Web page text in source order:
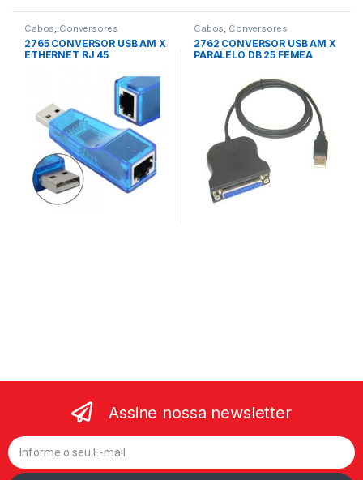
Cabos Conversores
2765 CONVERSOR USB AM X
ETHERNET RJ 45
Cabos Conversores
2762 CONVERSOR USB AM X
PARALELO DB 25 FEMEA
Assine nossa newsletter